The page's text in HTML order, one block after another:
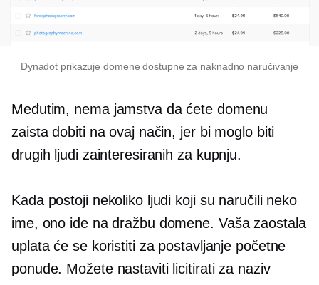
Dynadot prikazuje domene dostupne za naknadno naručivanje
Međutim, nema jamstva da ćete domenu
zaista dobiti na ovaj način, jer bi moglo biti
drugih ljudi zainteresiranih za kupnju.
Kada postoji nekoliko ljudi koji su naručili neko
ime, ono ide na dražbu domene. Vaša zaostala
uplata će se koristiti za postavljanje početne
ponude. Možete nastaviti licitirati za naziv